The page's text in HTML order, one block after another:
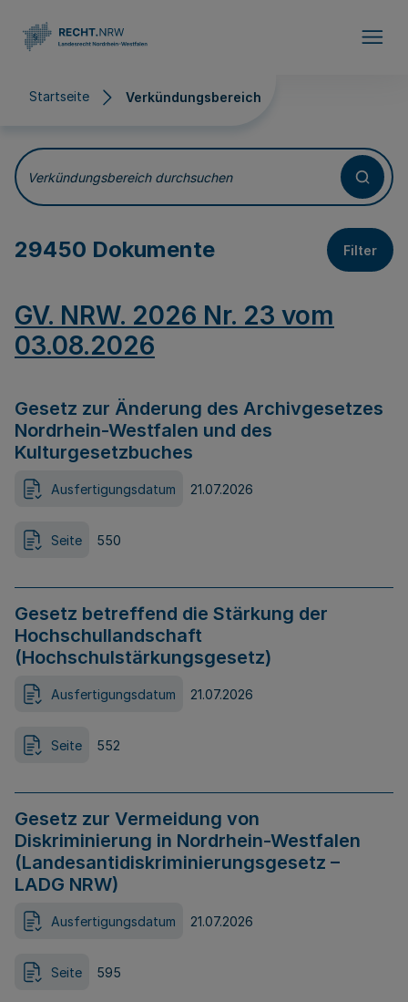
Startseite Verkündungsbereich
Verkündungsbereich
Verkündungsbereich durchsuchen
29450 Dokumente Filter
GV. NRW. 2026 Nr. 23 vom
03.08.2026
Gesetz zur Änderung des Archivgesetzes
Nordrhein-Westfalen und des
Kulturgesetzbuches
Ausfertigungsdatum 21.07.2026
Seite 550
Gesetz betreffend die Stärkung der
Hochschullandschaft
(Hochschulstärkungsgesetz)
Ausfertigungsdatum 21.07.2026
Seite 552
Gesetz zur Vermeidung von
Diskriminierung in Nordrhein-Westfalen
(Landesantidiskriminierungsgesetz –
LADG NRW)
Ausfertigungsdatum 21.07.2026
Seite 595